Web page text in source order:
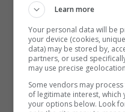
Tracklist Live At
(Lo trovi su
CD + Blu-ray, Dual
Supremacy –
Learn more
Your personal data will be
your device (cookies,
data) may be stored by,
partners, or used
may use precise
Some vendors may
of legitimate interest,
your options below. Look